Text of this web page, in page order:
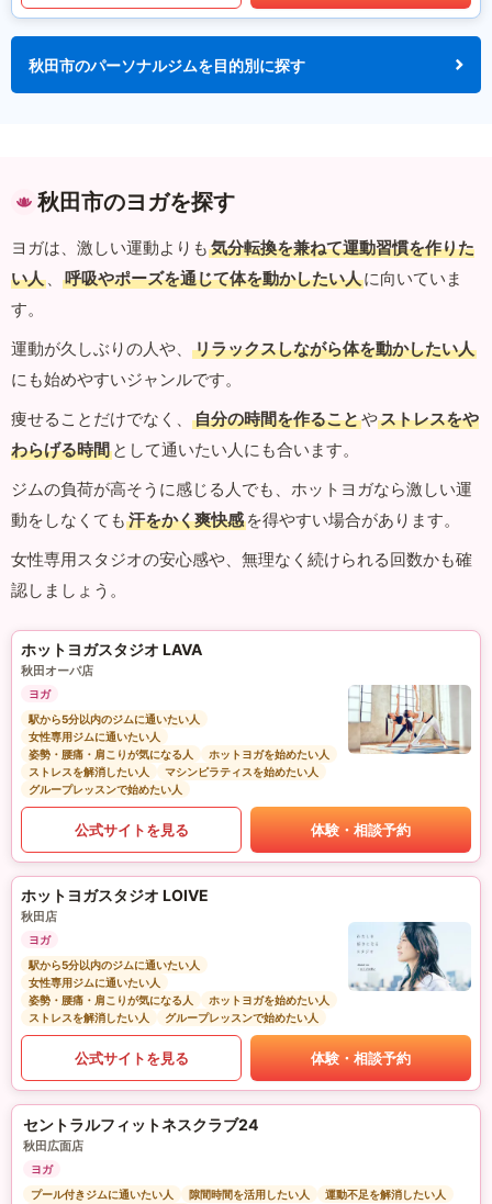
秋田市のパーソナルジムを目的別に探す
秋田市のヨガを探す
ヨガは、激しい運動よりも 気分転換を兼ねて運動習慣を作りた
い人 、 呼吸やポーズを通じて体を動かしたい人に向いていま
す。
運動が久しぶりの人や、
リラックスしながら体を動かしたい人
にも始めやすいジャンルです。
痩せることだけでなく、
自分の時間を作ることやストレスをや
わらげる時間 として通いたい人にも合います。
ジムの負荷が高そうに感じる人でも、ホットヨガなら激しい運
動をしなくても 汗をかく爽快感 を得やすい場合があります。
女性専用スタジオの安心感や、無理なく続けられる回数かも確
認しましょう。
ホットヨガスタジオ LAVA
秋田オーパ店
ヨガ
駅から5分以内のジムに通いたい人
女性専用ジムに通いたい人
姿勢・腰痛・肩こりが気になる人
ホットヨガを始めたい人
ストレスを解消したい人
マシンピラティスを始めたい人
グループレッスンで始めたい人
公式サイトを見る 体験・相談予約
ホットヨガスタジオ LOIVE
秋田店
ヨガ
駅から5分以内のジムに通いたい人
女性専用ジムに通いたい人
姿勢・腰痛・肩こりが気になる人
ホットヨガを始めたい人
ストレスを解消したい人
グループレッスンで始めたい人
公式サイトを見る 体験・相談予約
セントラルフィットネスクラブ24
秋田広面店
ヨガ
プール付きジムに通いたい人
隙間時間を活用したい人
運動不足を解消したい人